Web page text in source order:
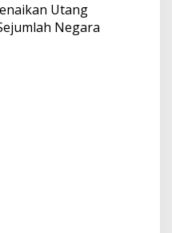
Utang
Negara